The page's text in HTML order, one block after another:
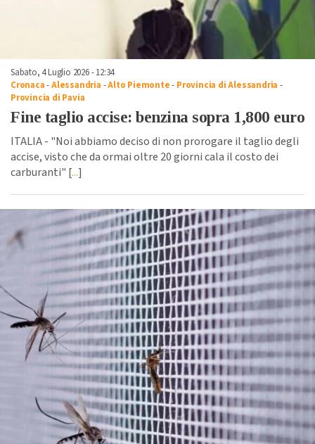
Sabato, 4 Luglio 2026 - 12:34
Cronaca-Alessandria -Alto Piemonte- Provincia di Alessandria -
Provincia di Pavia
Fine taglio accise: benzina sopra 1,800 euro
ITALIA - "Noi abbiamo deciso di non prorogare il taglio degli
accise, visto che da ormai oltre 20 giorni cala il costo dei
carburanti" [...]